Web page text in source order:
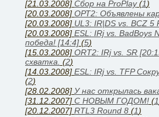
[21.03.2008] Сбор на ProPlay(1)
[20.03.2008] ОРТ2: Объявлены
[20.03.2008] UL3: IR|DS vs. BCZ 5
[20.03.2008] ESL: IRj vs. BadBoys
победа! [14:4] (5)
[15.03.2008] ORT2: IRj vs. SR
схватка. (2)
[14.03.2008] ESL: IRj vs. TFP
(2)
[28.02.2008] У нас открылась
[31.12.2007] С НОВЫМ ГОДОМ! (1
[20.12.2007] RTL3 Round 8 (1)